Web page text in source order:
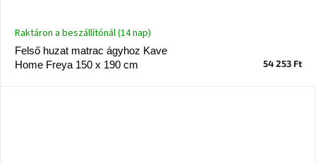
Felső huzat matrac ágyhoz Kave
Home Freya 150 x 190 cm
Raktáron a beszállítónál (14 nap)
54 253 Ft